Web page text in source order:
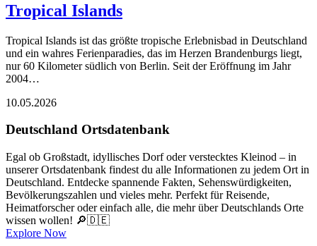
Tropical Islands
Tropical Islands ist das größte tropische Erlebnisbad in Deutschland
und ein wahres Ferienparadies, das im Herzen Brandenburgs liegt,
nur 60 Kilometer südlich von Berlin. Seit der Eröffnung im Jahr
2004…
10.05.2026
Deutschland Ortsdatenbank
Egal ob Großstadt, idyllisches Dorf oder verstecktes Kleinod – in
unserer Ortsdatenbank findest du alle Informationen zu jedem Ort in
Deutschland. Entdecke spannende Fakten, Sehenswürdigkeiten,
Bevölkerungszahlen und vieles mehr. Perfekt für Reisende,
Heimatforscher oder einfach alle, die mehr über Deutschlands Orte
wissen wollen! 🔎🇩🇪
Explore Now